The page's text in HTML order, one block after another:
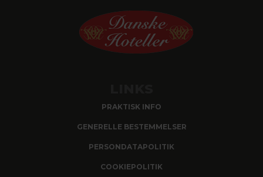
PRAKTISK INFO
GENERELLE BESTEMMELSER
PERSONDATAPOLITIK
COOKIEPOLITIK